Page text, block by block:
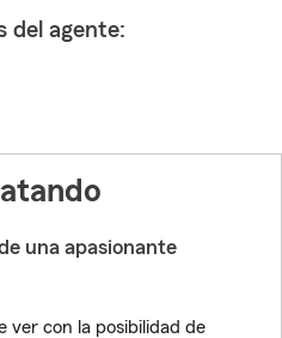
del agente:
una apasionante
ver con la posibilidad de